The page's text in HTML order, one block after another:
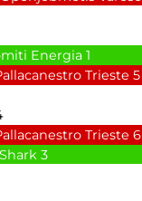
Energia 1
Trieste 5
Trieste 6
3